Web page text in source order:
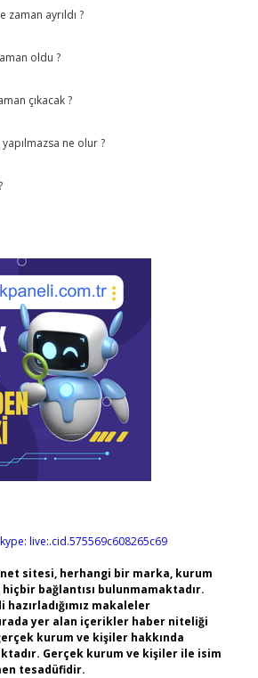
zaman ayrıldı ?
oldu ?
çıkacak ?
yapılmazsa ne olur ?
live:.cid.575569c608265c69
sitesi, herhangi bir marka, kurum
bağlantısı bulunmamaktadır.
hazırladığımız makaleler
yer alan içerikler haber niteliği
kurum ve kişiler hakkında
Gerçek kurum ve kişiler ile isim
tesadüfidir.